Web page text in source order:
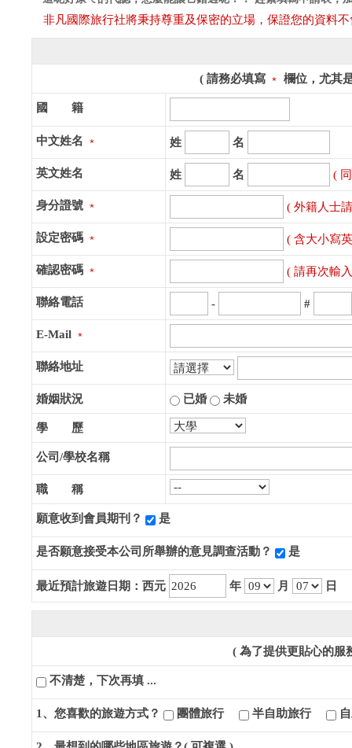
非凡國際旅行社將秉持尊重及保密的立場，保證您的資料
( 請務必填寫 ﹡ 欄位，尤其
國 籍
中文姓名 ﹡ 姓 名
英文姓名 姓 名 (
身分證號 ﹡ ( 外籍人士
設定密碼 ﹡ ( 含大小寫
確認密碼 ﹡ ( 請再次輸
聯絡電話 - #
E-Mail ﹡
聯絡地址
婚姻狀況 已婚 未婚
學 歷
公司/學校名稱
職 稱
願意收到會員期刊？ 是
是否願意接受本公司所舉辦的意見調查活動？ 是
最近預計旅遊日期：西元 年 月 日
( 為了提供更貼心的服
不清楚，下次再填 ...
1、您喜歡的旅遊方式？ 團體旅行 半自助旅行